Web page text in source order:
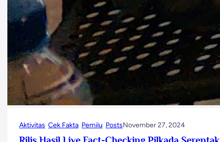
Aktivitas Cek Fakta Pemilu PostsNovember 27, 2024